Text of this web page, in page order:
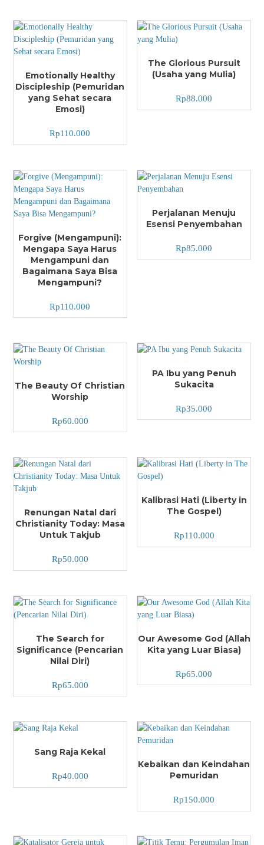
Emotionally Healthy
Discipleship (Pemuridan
yang Sehat secara
Emosi)
Rp110.000
The Glorious Pursuit
(Usaha yang Mulia)
Rp88.000
Forgive (Mengampuni):
Mengapa Saya Harus
Mengampuni dan
Bagaimana Saya Bisa
Mengampuni?
Rp110.000
Perjalanan Menuju
Esensi Penyembahan
Rp85.000
The Beauty Of Christian
Worship
Rp60.000
PA Ibu yang Penuh
Sukacita
Rp35.000
Renungan Natal dari
Christianity Today: Masa
Untuk Takjub
Rp50.000
Kalibrasi Hati (Liberty in
The Gospel)
Rp110.000
The Search for
Significance (Pencarian
Nilai Diri)
Rp65.000
Our Awesome God (Allah
Kita yang Luar Biasa)
Rp65.000
Sang Raja Kekal
Rp40.000
Kebaikan dan Keindahan
Pemuridan
Rp150.000